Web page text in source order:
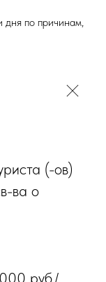
по причинам,
(-ов)
ва о
руб./